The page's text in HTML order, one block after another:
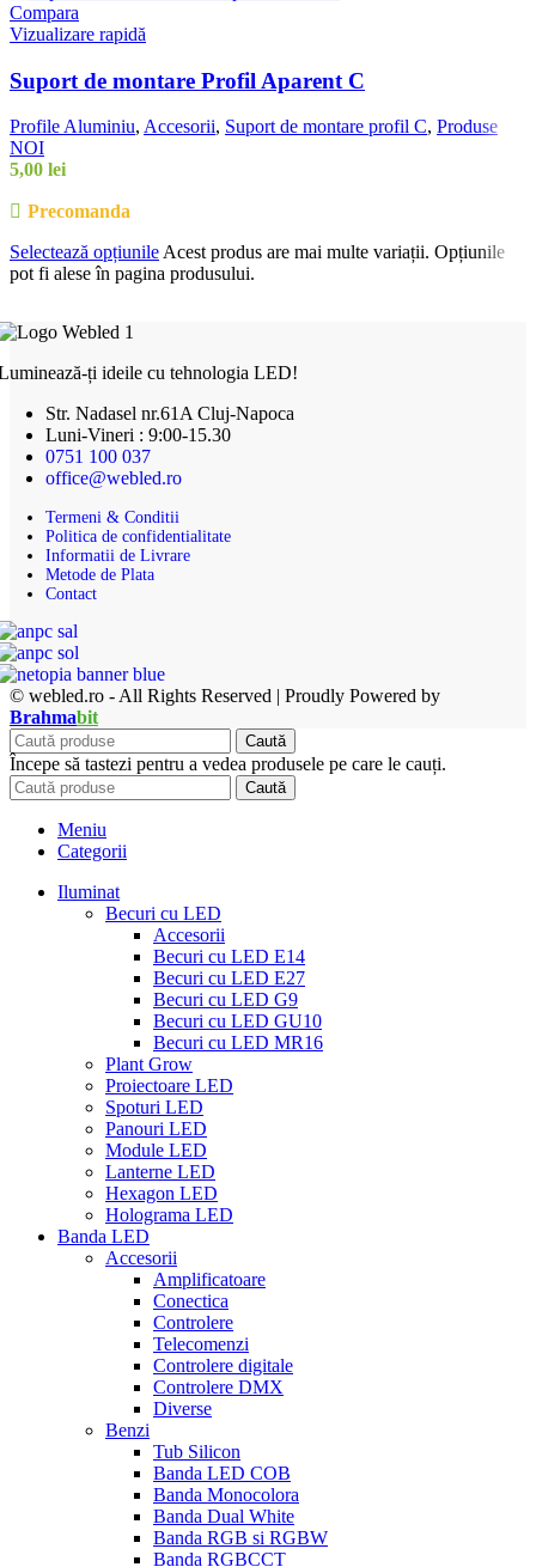
Compara
Vizualizare rapidă
Suport de montare Profil Aparent C
Profile Aluminiu, Accesorii, Suport de montare profil C, Produse
NOI
5,00 lei
Precomanda
Selectează opțiunileAcest produs are mai multe variații. Opțiunile
pot fi alese în pagina produsului.
ți ideile cu tehnologia LED!
Str. Nadasel nr.61A Cluj-Napoca
Luni-Vineri : 9:00-15.30
0751 100 037
office@webled.ro
Termeni & Conditii
Politica de confidentialitate
Informatii de Livrare
Metode de Plata
Contact
© webled.ro - All Rights Reserved | Proudly Powered by
Brahmabit
Caută
Începe să tastezi pentru a vedea produsele pe care le cauți.
Caută
Meniu
Categorii
Iluminat
Becuri cu LED
Accesorii
Becuri cu LED E14
Becuri cu LED E27
Becuri cu LED G9
Becuri cu LED GU10
Becuri cu LED MR16
Plant Grow
Proiectoare LED
Spoturi LED
Panouri LED
Module LED
Lanterne LED
Hexagon LED
Holograma LED
Banda LED
Accesorii
Amplificatoare
Conectica
Controlere
Telecomenzi
Controlere digitale
Controlere DMX
Diverse
Benzi
Tub Silicon
Banda LED COB
Banda Monocolora
Banda Dual White
Banda RGB si RGBW
Banda RGBCCT